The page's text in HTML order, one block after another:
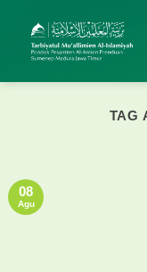
content
TAG
08
Agu